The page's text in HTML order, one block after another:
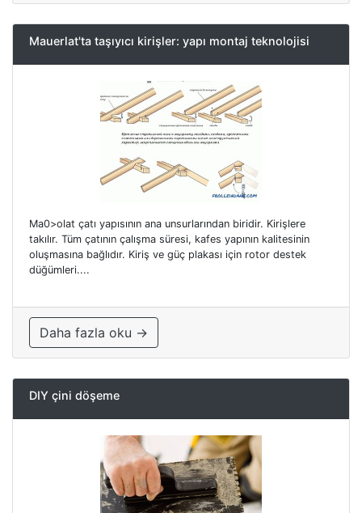
Mauerlat'ta taşıyıcı kirişler: yapı montaj teknolojisi
Ma0>olat çatı yapısının ana unsurlarından biridir. Kirişlere
takılır. Tüm çatının çalışma süresi, kafes yapının kalitesinin
oluşmasına bağlıdır. Kiriş ve güç plakası için rotor destek
düğümleri....
Daha fazla oku →
DIY çini döşeme